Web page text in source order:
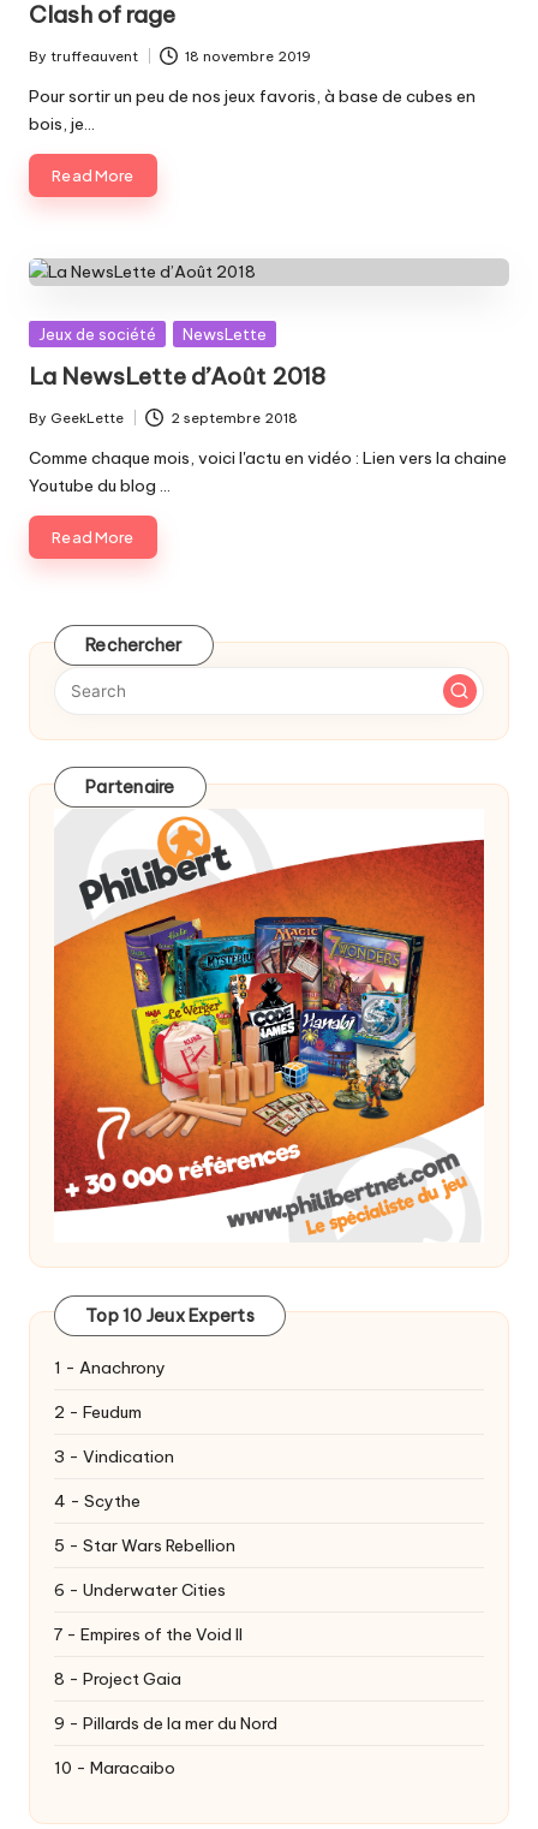
Clash of rage
Posted
by
By truffeauvent 18 novembre 2019
Pour sortir un peu de nos jeux favoris, à base de cubes en
bois, je…
Read More
Posted
Jeux de société NewsLette
La NewsLette d’Août 2018
Posted
by
By GeekLette 2 septembre 2018
Comme chaque mois, voici l'actu en vidéo : Lien vers la chaine
Youtube du blog …
Read More
Rechercher
Partenaire
Top 10 Jeux Experts
1 - Anachrony
2 - Feudum
3 - Vindication
4 - Scythe
5 - Star Wars Rebellion
6 - Underwater Cities
7 - Empires of the Void II
8 - Project Gaia
9 - Pillards de la mer du Nord
10 - Maracaibo